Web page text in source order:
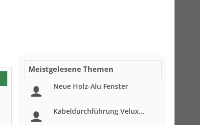
Meistgelesene Themen
Neue Holz-Alu Fenster
Kabeldurchführung Velux...